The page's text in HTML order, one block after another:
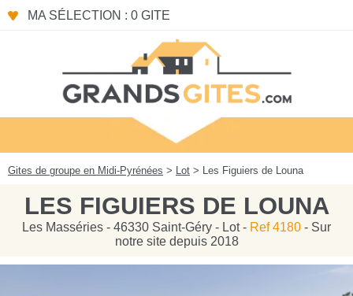
MA SÉLECTION : 0 GITE
Gites de groupe en Midi-Pyrénées > Lot > Les Figuiers de Louna
LES FIGUIERS DE LOUNA
Les Masséries - 46330 Saint-Géry - Lot - Ref 4180 - Sur
notre site depuis 2018
Panneau de gestion des cookies